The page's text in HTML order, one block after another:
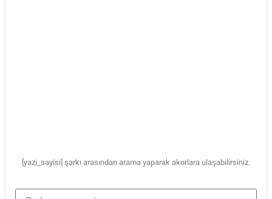
[yazi_sayisi] şarkı arasından arama yaparak akorlara ulaşabilirsiniz.